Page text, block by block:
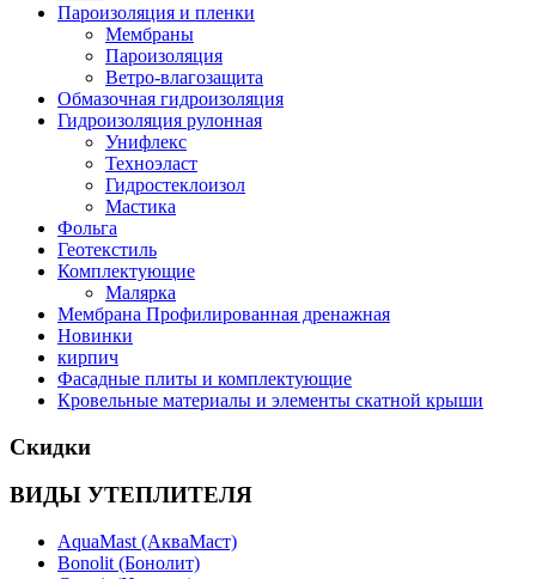
Пароизоляция и пленки
Мембраны
Пароизоляция
Ветро-влагозащита
Обмазочная гидроизоляция
Гидроизоляция рулонная
Унифлекс
Техноэласт
Гидростеклоизол
Мастика
Фольга
Геотекстиль
Комплектующие
Малярка
Мембрана Профилированная дренажная
Новинки
кирпич
Фасадные плиты и комплектующие
Кровельные материалы и элементы скатной крыши
Скидки
ВИДЫ УТЕПЛИТЕЛЯ
AquaMast (АкваМаст)
Bonolit (Бонолит)